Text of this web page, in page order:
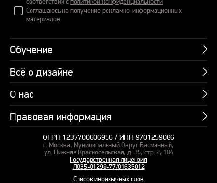
Соглашаюсь на получение рекламно-информационных
материалов
Обучение
Курсы
Пакетные предложения
Профессии
Подарочные сертификаты
Корпоративное обучение
Курсы для сотрудников
Пакетные предложения
Всё о дизайне
Учебник по презентациям
Банк слайдов
Вебинары
Студия дизайна
Заказать презентацию
О нас
Об академии
СМИ о нас
Правовая информация
Карта сайта
Оферта и лицензия
ОГРН 1237700606956 / ИНН 9701259086
г. Москва, Муниципальный Округ Басманный,
ул. Нижняя Красносельская, д. 35, стр. 2, 104
Государственная лицензия
Л035-01298-77/01635812
Список иноязычных слов